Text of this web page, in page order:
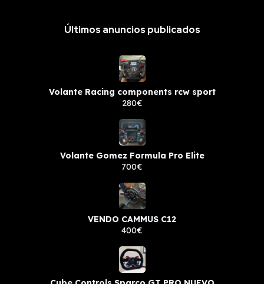
Últimos anuncios publicados
Volante Racing components rcw sport
280€
Volante Gomez Formula Pro Elite
700€
VENDO CAMMUS C12
400€